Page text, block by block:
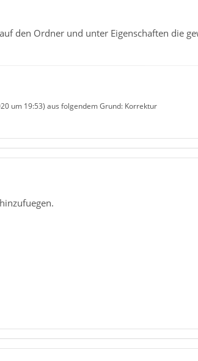
den Ordner und unter Eigenschaften die
um 19:53) aus folgendem Grund: Korrektur